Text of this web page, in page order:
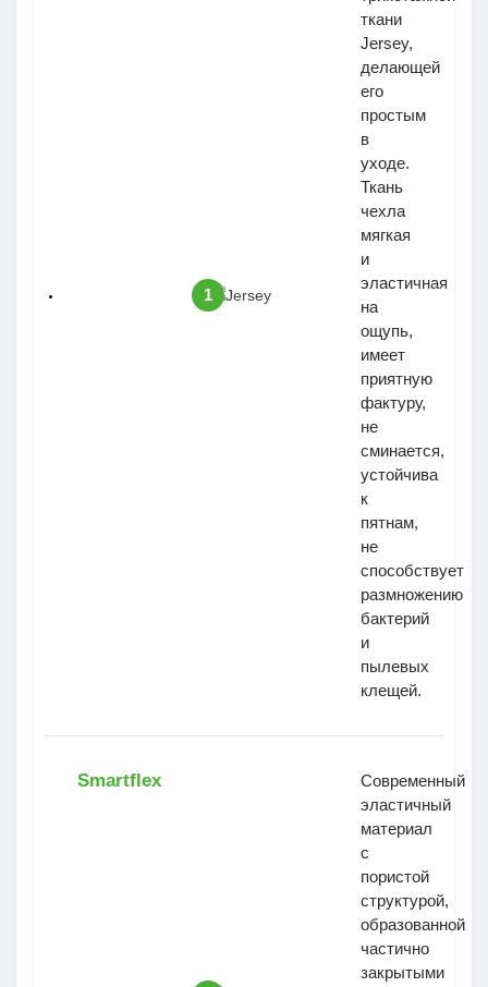
1
ткани
Jersey,
делающей
его
простым
в
уходе.
Ткань
чехла
мягкая
и
эластичная
на
ощупь,
имеет
приятную
фактуру,
не
сминается,
устойчива
к
пятнам,
не
способствует
размножению
бактерий
и
пылевых
клещей.
Smartflex
Современный
эластичный
материал
с
пористой
структурой,
образованной
частично
закрытыми